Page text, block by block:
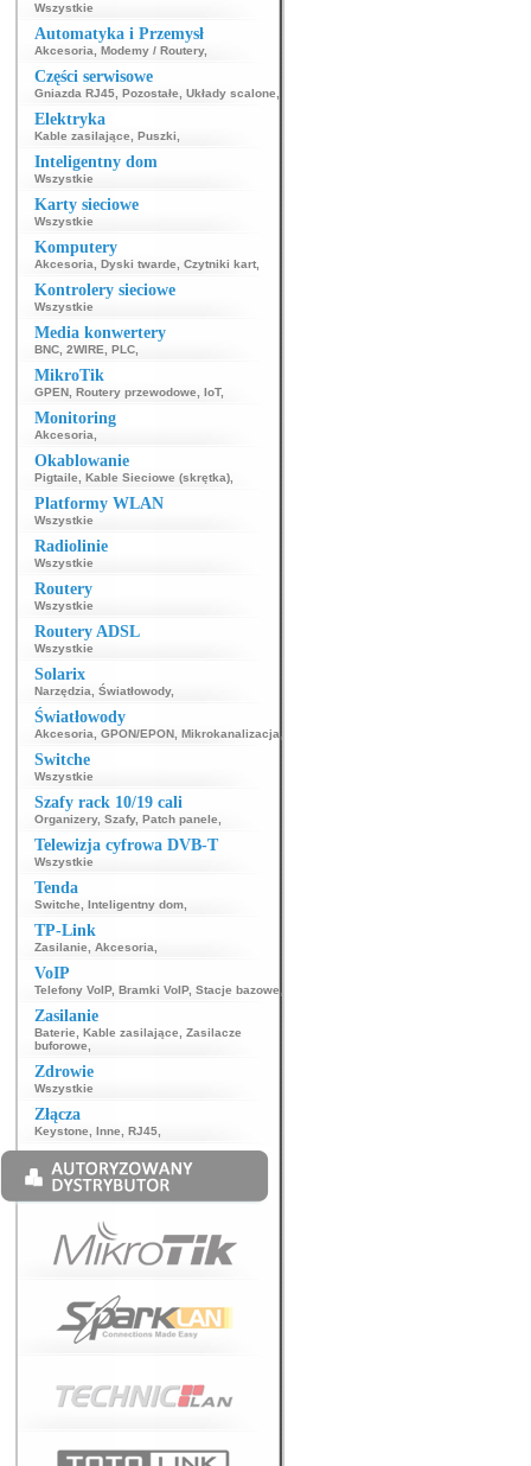
Wszystkie
Automatyka i Przemysł
Akcesoria Modemy / Routery,
Części serwisowe
Gniazda RJ45 Pozostałe Układy scalone
Elektryka
Kable zasilające Puszki
Inteligentny dom
Wszystkie
Karty sieciowe
Wszystkie
Komputery
Akcesoria Dyski twarde Czytniki kart
Kontrolery sieciowe
Wszystkie
Media konwertery
BNC 2WIRE PLC
MikroTik
GPEN Routery przewodowe IoT,
Monitoring
Akcesoria
Okablowanie
Pigtaile Kable Sieciowe (skrętka)
Platformy WLAN
Wszystkie
Radiolinie
Wszystkie
Routery
Wszystkie
Routery ADSL
Wszystkie
Solarix
Narzędzia Światłowody,
Światłowody
Akcesoria GPON/EPON Mikrokanalizacja
Switche
Wszystkie
Szafy rack 10/19 cali
Organizery, Szafy, Patch panele
Telewizja cyfrowa DVB-T
Wszystkie
Tenda
Switche Inteligentny dom
TP-Link
Zasilanie Akcesoria
VoIP
Telefony VoIP, Bramki VoIP, Stacje bazowe
Zasilanie
Baterie Kable zasilające
Zasilacze
buforowe
Zdrowie
Wszystkie
Złącza
Keystone Inne RJ45